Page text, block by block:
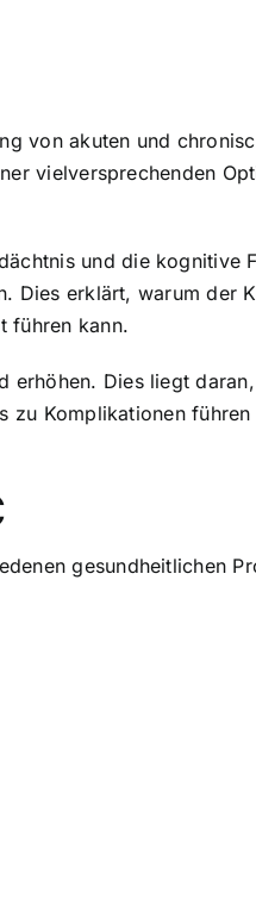
von akuten und
vielversprechenden
und die kognitive
Dies erklärt, warum der
führen kann.
erhöhen. Dies liegt
zu Komplikationen
gesundheitlichen